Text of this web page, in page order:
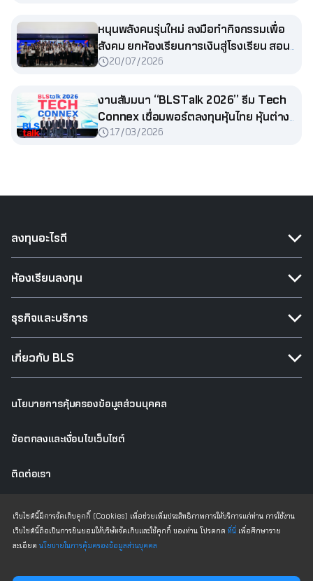
หนุนพลังคนรุ่นใหม่ ลงมือทำกิจกรรมเพื่อ
สังคม ยกห้องเรียนการเงินสู่โรงเรียน สอน
น้องประถม
20/07/2026
งานสัมมนา “BLSTalk 2026” ธีม Tech
Connex เชื่อมพอร์ตลงทุนหุ้นไทย หุ้นต่าง
ประเทศ และกองทุนรวม
17/03/2026
เว็บไซต์นี้มีการจัดเก็บคุกกี้ (Cookies) เพื่อช่วยเพิ่มประสิทธิภาพการให้บริการแก่ท่าน การใช้งาน
เว็บไซต์นี้ถือเป็นการยินยอมให้บริษัทจัดเก็บและใช้คุกกี้ ของท่าน โปรดกด ที่นี่ เพื่อศึกษาราย
ละเอียด นโยบายในการคุ้มครองข้อมูลส่วนบุคคล
ลงทุนอะไรดี
ห้องเรียนลงทุน
ธุรกิจและบริการ
เกี่ยวกับ BLS
นโยบายการคุ้มครองข้อมูลส่วนบุคคล
ข้อตกลงและเงื่อนไขเว็บไซต์
ติดต่อเรา
เว็บไซต์เดิม